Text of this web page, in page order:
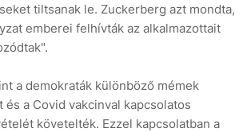
tiltsanak le. Zuckerberg azt mondta,
emberei felhívták az alkalmazottait
a demokraták különböző mémek
a Covid vakcinval kapcsolatos
követelték. Ezzel kapcsolatban a